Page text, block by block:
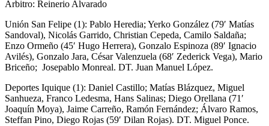
Árbitro: Reinerio Alvarado
Unión San Felipe (1): Pablo Heredia; Yerko González (79′ Matías
Sandoval), Nicolás Garrido, Christian Cepeda, Camilo Saldaña;
Enzo Ormeño (45′ Hugo Herrera), Gonzalo Espinoza (89′ Ignacio
Avilés), Gonzalo Jara, César Valenzuela (68′ Zederick Vega), Mario
Briceño; Josepablo Monreal. DT. Juan Manuel López.
Deportes Iquique (1): Daniel Castillo; Matías Blázquez, Miguel
Sanhueza, Franco Ledesma, Hans Salinas; Diego Orellana (71′
Joaquín Moya), Jaime Carreño, Ramón Fernández; Álvaro Ramos,
Steffan Pino, Diego Rojas (59′ Dilan Rojas). DT. Miguel Ponce.